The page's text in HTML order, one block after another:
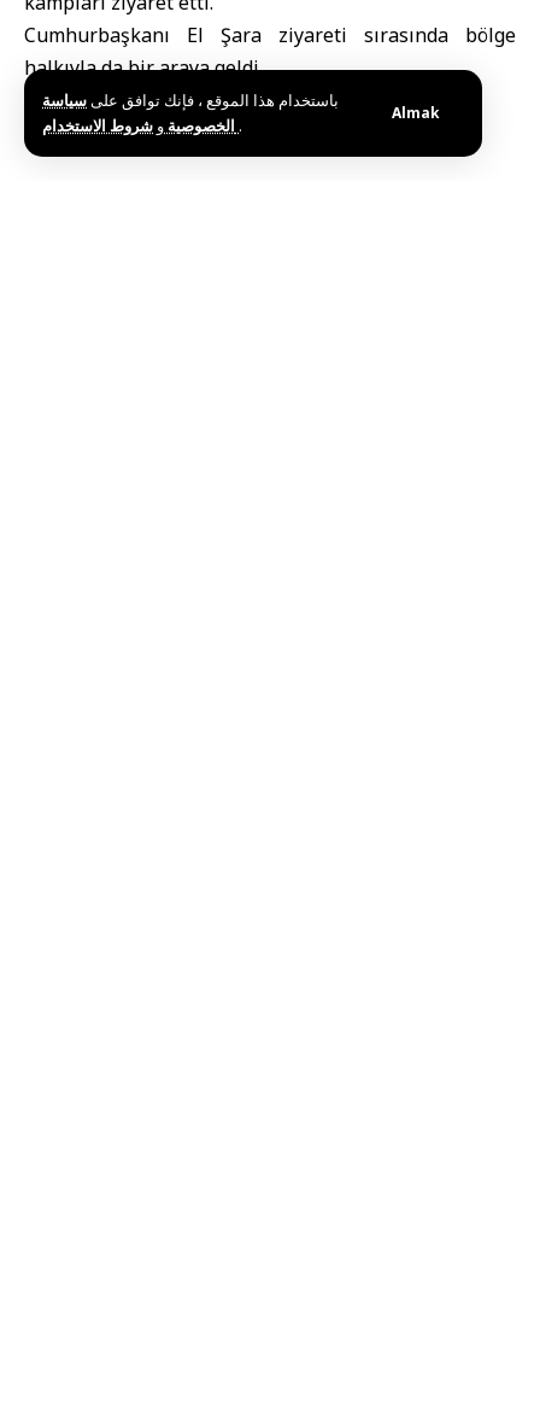
باستخدام هذا الموقع ، فإنك توافق علىسياسة
الخصوصية و .
Almak
Cumhurbaşkanı El Şara ziyareti sırasında bölge
halkıyla da bir araya geldi.